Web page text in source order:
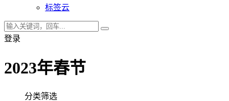
标签云
登录
2023年春节
分类筛选